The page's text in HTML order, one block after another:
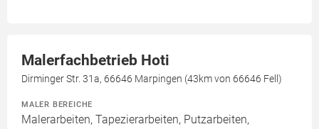
Malerfachbetrieb Hoti
Dirminger Str. 31a, 66646 Marpingen (43km von 66646 Fell)
MALER BEREICHE
Malerarbeiten, Tapezierarbeiten, Putzarbeiten,